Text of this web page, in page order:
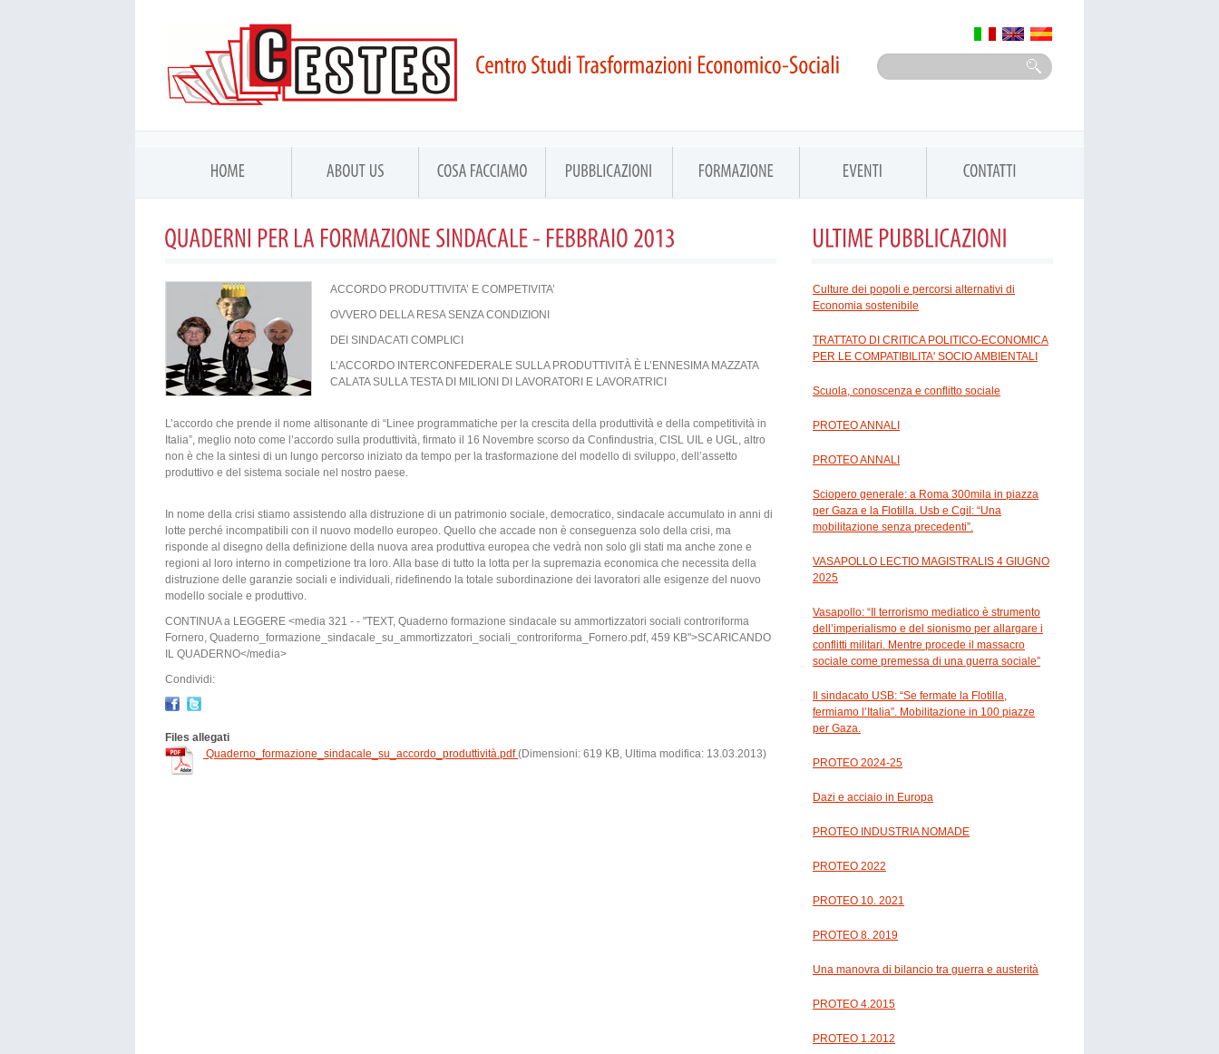
ACCORDO PRODUTTIVITA’ E COMPETIVITA’
OVVERO DELLA RESA SENZA CONDIZIONI
DEI SINDACATI COMPLICI
L’ACCORDO INTERCONFEDERALE SULLA PRODUTTIVITÀ È L’ENNESIMA MAZZATA
CALATA SULLA TESTA DI MILIONI DI LAVORATORI E LAVORATRICI
L’accordo che prende il nome altisonante di “Linee programmatiche per la crescita della produttività e della competitività in
Italia”, meglio noto come l’accordo sulla produttività, firmato il 16 Novembre scorso da Confindustria, CISL UIL e UGL, altro
non è che la sintesi di un lungo percorso iniziato da tempo per la trasformazione del modello di sviluppo, dell’assetto
produttivo e del sistema sociale nel nostro paese.
In nome della crisi stiamo assistendo alla distruzione di un patrimonio sociale, democratico, sindacale accumulato in anni di
lotte perché incompatibili con il nuovo modello europeo. Quello che accade non è conseguenza solo della crisi, ma
risponde al disegno della definizione della nuova area produttiva europea che vedrà non solo gli stati ma anche zone e
regioni al loro interno in competizione tra loro. Alla base di tutto la lotta per la supremazia economica che necessita della
distruzione delle garanzie sociali e individuali, ridefinendo la totale subordinazione dei lavoratori alle esigenze del nuovo
modello sociale e produttivo.
CONTINUA a LEGGERE <media 321 - - "TEXT, Quaderno formazione sindacale su ammortizzatori sociali controriforma
Fornero, Quaderno_formazione_sindacale_su_ammortizzatori_sociali_controriforma_Fornero.pdf, 459 KB">SCARICANDO
IL QUADERNO</media>
Condividi:
Files allegati
Quaderno_formazione_sindacale_su_accordo_produttività.pdf(Dimensioni: 619 KB, Ultima modifica: 13.03.2013)
Culture dei popoli e percorsi alternativi di
Economia sostenibile
TRATTATO DI CRITICA POLITICO-ECONOMICA
PER LE COMPATIBILITA' SOCIO AMBIENTALI
Scuola, conoscenza e conflitto sociale
PROTEO ANNALI
PROTEO ANNALI
Sciopero generale: a Roma 300mila in piazza
per Gaza e la Flotilla. Usb e Cgil: “Una
mobilitazione senza precedenti”.
VASAPOLLO LECTIO MAGISTRALIS 4 GIUGNO
2025
Vasapollo: “Il terrorismo mediatico è strumento
dell’imperialismo e del sionismo per allargare i
conflitti militari. Mentre procede il massacro
sociale come premessa di una guerra sociale”
Il sindacato USB: “Se fermate la Flotilla,
fermiamo l’Italia”. Mobilitazione in 100 piazze
per Gaza.
PROTEO 2024-25
Dazi e acciaio in Europa
PROTEO INDUSTRIA NOMADE
PROTEO 2022
PROTEO 10. 2021
PROTEO 8. 2019
Una manovra di bilancio tra guerra e austerità
PROTEO 4.2015
PROTEO 1.2012